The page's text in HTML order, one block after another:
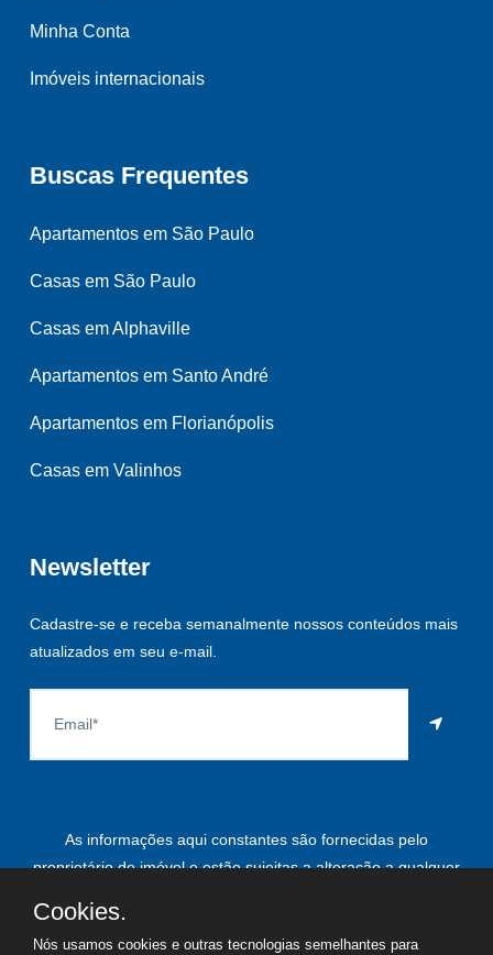
Minha Conta
Imóveis internacionais
Buscas Frequentes
Apartamentos em São Paulo
Casas em São Paulo
Casas em Alphaville
Apartamentos em Santo André
Apartamentos em Florianópolis
Casas em Valinhos
Newsletter
Cadastre-se e receba semanalmente nossos conteúdos mais
atualizados em seu e-mail.
As informações aqui constantes são fornecidas pelo
proprietário do imóvel e estão sujeitas a alteração a qualquer
Cookies.
Nós usamos cookies e outras tecnologias semelhantes para